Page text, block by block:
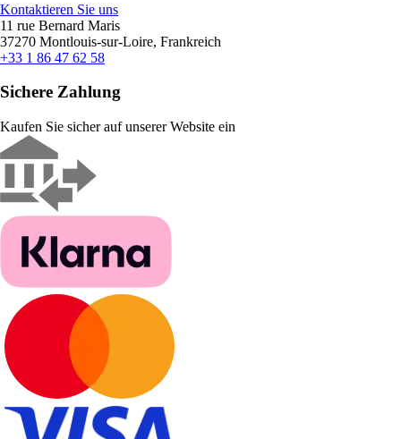
Kontaktieren Sie uns
11 rue Bernard Maris
37270 Montlouis-sur-Loire, Frankreich
+33 1 86 47 62 58
Sichere Zahlung
Kaufen Sie sicher auf unserer Website ein